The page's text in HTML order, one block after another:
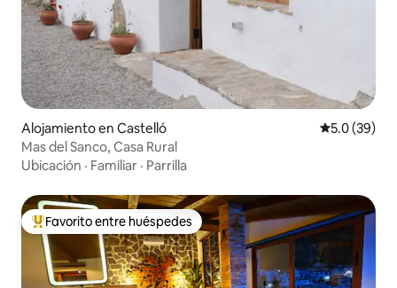
Alojamiento en Castelló Calificación
5.0 (39)
Mas del Sanco, Casa Rural
Ubicación · Familiar · Parrilla
Favorito entre huéspedes preferido
Favorito entre huéspedes